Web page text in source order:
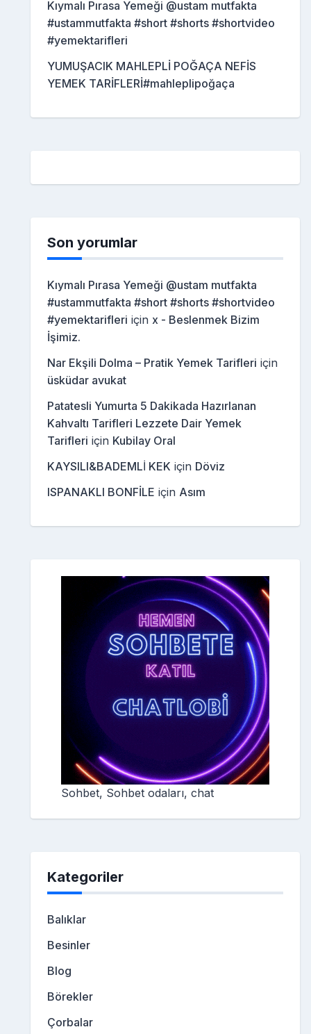
Kıymalı Pırasa Yemeği @ustam mutfakta
#ustammutfakta #short #shorts #shortvideo
#yemektarifleri
YUMUŞACIK MAHLEPLİ POĞAÇA NEFİS
YEMEK TARİFLERİ#mahleplipoğaça
Son yorumlar
Kıymalı Pırasa Yemeği @ustam mutfakta
#ustammutfakta #short #shorts #shortvideo
#yemektarifleri için x - Beslenmek Bizim
İşimiz.
Nar Ekşili Dolma – Pratik Yemek Tarifleri için
üsküdar avukat
Patatesli Yumurta 5 Dakikada Hazırlanan
Kahvaltı Tarifleri Lezzete Dair Yemek
Tarifleri için Kubilay Oral
KAYSILI&BADEMLİ KEK için Döviz
ISPANAKLI BONFİLE için Asım
Sohbet, Sohbet odaları, chat
Kategoriler
Balıklar
Besinler
Blog
Börekler
Çorbalar